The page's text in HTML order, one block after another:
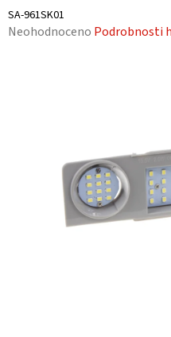
SA-961SK01
Průměrné
Neohodnoceno Podrobnosti